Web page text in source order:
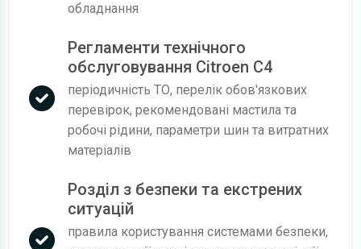
обладнання
Регламенти технічного
обслуговування Citroen C4
періодичність ТО, перелік обов'язкових
перевірок, рекомендовані мастила та
робочі рідини, параметри шин та витратних
матеріалів
Розділ з безпеки та екстрених
ситуацій
правила користування системами безпеки,